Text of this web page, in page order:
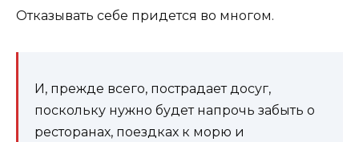
Отказывать себе придется во многом.
И, прежде всего, пострадает досуг,
поскольку нужно будет напрочь забыть о
ресторанах, поездках к морю и